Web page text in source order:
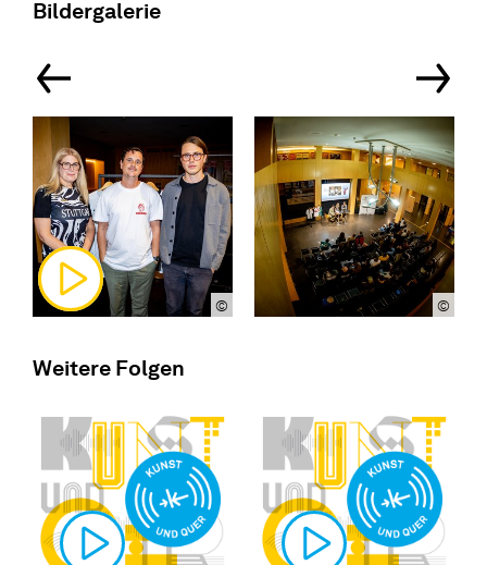
Bildergalerie
© ©
Weitere Folgen